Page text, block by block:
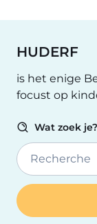
HUDERF
is het enige
focust op
Wat zoek je?
Recherche